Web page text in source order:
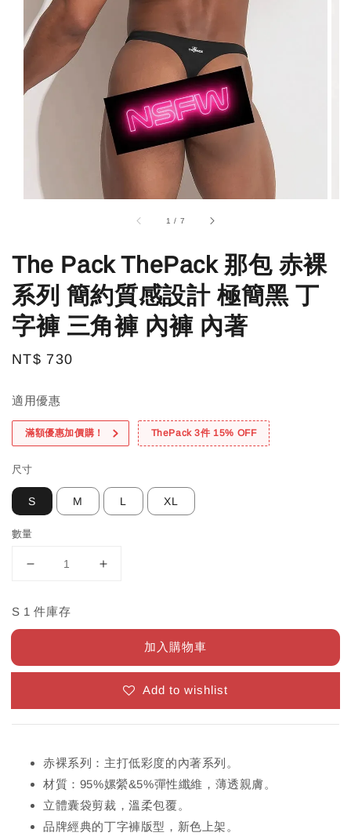
1 / 7
The Pack ThePack 那包 赤裸
系列 簡約質感設計 極簡黑 丁
字褲 三角褲 內褲 內著
Regular
NT$ 730
適用優惠
滿額優惠加價購！ ThePack 3件 15% OFF
尺寸
S M L XL
數量
S 1 件庫存
加入購物車
Add to wishlist
赤裸系列：主打低彩度的內著系列。
材質：95%嫘縈&5%彈性纖維，薄透親膚。
立體囊袋剪裁，溫柔包覆。
品牌經典的丁字褲版型，新色上架。